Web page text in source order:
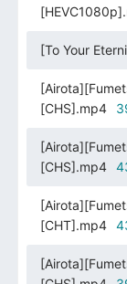
[To Your
[CHS].mp4
[CHS].mp4
[CHT].mp4